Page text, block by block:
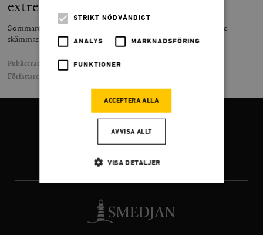
extremister
Sommarens politiska snackis har varit ett drev, medierna borde
skämmas.
Publicerad
14 juli 2025
Författare
FÖLJ OSS
STRIKT NÖDVÄNDIGT
ANALYS MARKNADSFÖRING
FUNKTIONER
ACCEPTERA ALLA
AVVISA ALLT
VISA DETALJER
Strikt nödvändigt Analys
Marknadsföring